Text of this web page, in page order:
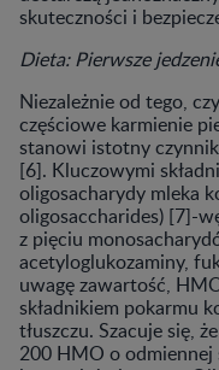
skuteczności i
Dieta: Pierwsze
Niezależnie od tego,
częściowe karmienie
stanowi istotny
[6]. Kluczowymi
oligosacharydy mleka
oligosaccharides) [7]-
z pięciu
acetyloglukozaminy,
uwagę zawartość,
składnikiem pokarmu
tłuszczu. Szacuje się,
200 HMO o odmiennej